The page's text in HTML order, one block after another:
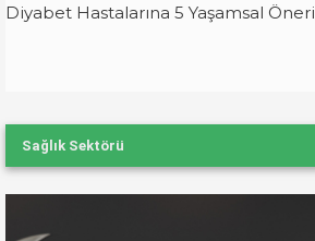
Diyabet Hastalarına 5 Yaşamsal Öneri
Sağlık Sektörü